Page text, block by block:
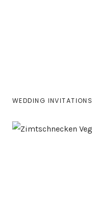
WEDDING INVITATIONS